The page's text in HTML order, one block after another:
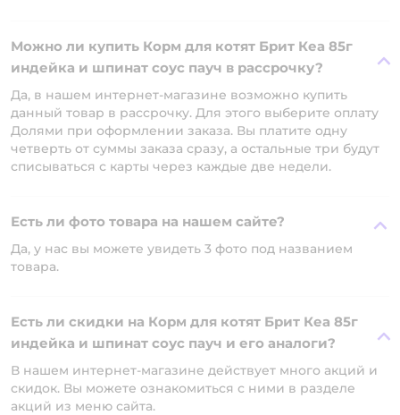
Можно ли купить Корм для котят Брит Кеа 85г
индейка и шпинат соус пауч в рассрочку?
Да, в нашем интернет-магазине возможно купить
данный товар в рассрочку. Для этого выберите оплату
Долями при оформлении заказа. Вы платите одну
четверть от суммы заказа сразу, а остальные три будут
списываться с карты через каждые две недели.
Есть ли фото товара на нашем сайте?
Да, у нас вы можете увидеть 3 фото под названием
товара.
Есть ли скидки на Корм для котят Брит Кеа 85г
индейка и шпинат соус пауч и его аналоги?
В нашем интернет-магазине действует много акций и
скидок. Вы можете ознакомиться с ними в разделе
акций из меню сайта.